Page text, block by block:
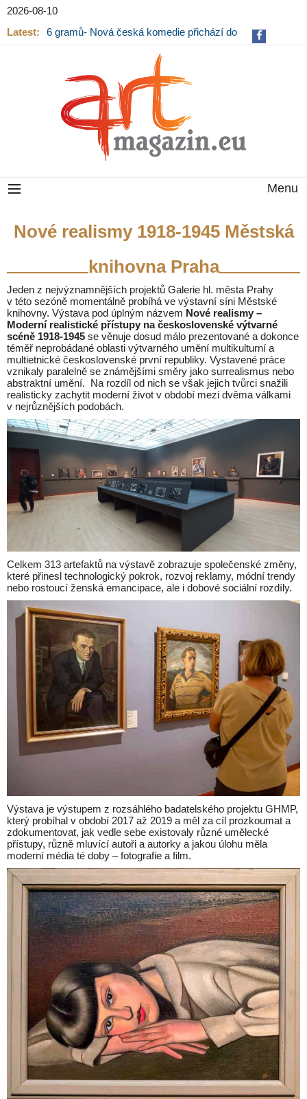
2026-08-10
Latest:
6 gramů- Nová česká komedie přichází do
Menu
Nové realismy 1918-1945 Městská
knihovna Praha
Jeden z nejvýznamnějších projektů Galerie hl. města Prahy
v této sezóně momentálně probíhá ve výstavní síni Městské
knihovny. Výstava pod úplným názvem Nové realismy –
Moderní realistické přístupy na československé výtvarné
scéně 1918-1945 se věnuje dosud málo prezentované a dokonce
téměř neprobádané oblasti výtvarného umění multikulturní a
multietnické československé první republiky. Vystavené práce
vznikaly paralelně se známějšími směry jako surrealismus nebo
abstraktní umění. Na rozdíl od nich se však jejich tvůrci snažili
realisticky zachytit moderní život v období mezi dvěma válkami
v nejrůznějších podobách.
Celkem 313 artefaktů na výstavě zobrazuje společenské změny,
které přinesl technologický pokrok, rozvoj reklamy, módní trendy
nebo rostoucí ženská emancipace, ale i dobové sociální rozdíly.
Výstava je výstupem z rozsáhlého badatelského projektu GHMP,
který probíhal v období 2017 až 2019 a měl za cíl prozkoumat a
zdokumentovat, jak vedle sebe existovaly různé umělecké
přístupy, různě mluvící autoři a autorky a jakou úlohu měla
moderní média té doby – fotografie a film.